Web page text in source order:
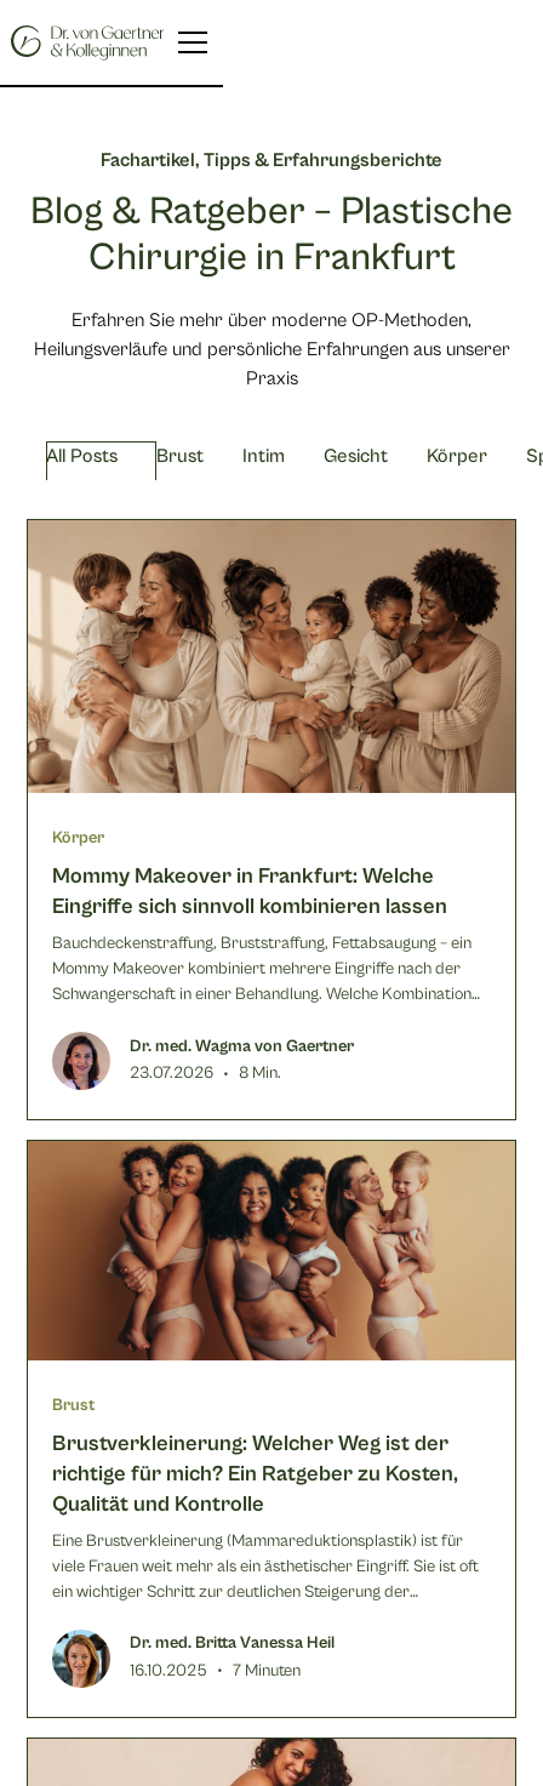
Fachartikel, Tipps & Erfahrungsberichte
Blog & Ratgeber – Plastische
Chirurgie in Frankfurt
Erfahren Sie mehr über moderne OP-Methoden,
Heilungsverläufe und persönliche Erfahrungen aus unserer
Praxis
All Posts Brust Intim Gesicht Körper
Körper
Mommy Makeover in Frankfurt: Welche
Eingriffe sich sinnvoll kombinieren lassen
Bauchdeckenstraffung, Bruststraffung, Fettabsaugung – ein
Mommy Makeover kombiniert mehrere Eingriffe nach der
Schwangerschaft in einer Behandlung. Welche Kombination
Dr. med. Wagma von Gaertner
23.07.2026 • 8 Min.
Brust
Brustverkleinerung: Welcher Weg ist der
richtige für mich? Ein Ratgeber zu Kosten,
Qualität und Kontrolle
Eine Brustverkleinerung (Mammareduktionsplastik) ist für
viele Frauen weit mehr als ein ästhetischer Eingriff. Sie ist oft
ein wichtiger Schritt zur deutlichen Steigerung der
Haltungsschäden, Hautirritationen oder seelischer
Leidensdruck können endlich gelindert werden.
Dr. med. Britta Vanessa Heil
16.10.2025
• 7 Minuten